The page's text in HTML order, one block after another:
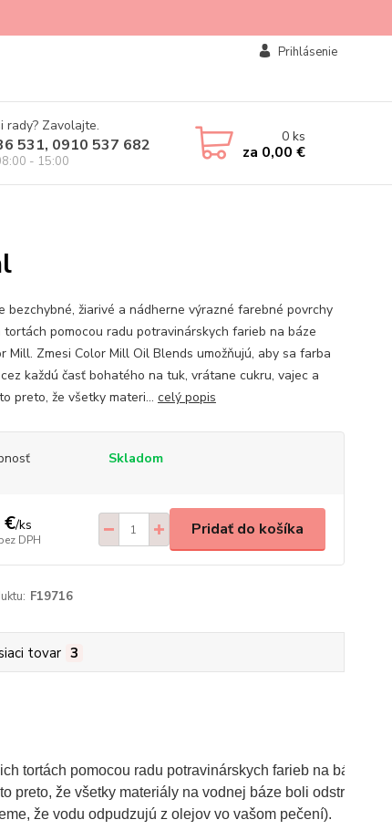
Prihlásenie
rady? Zavolajte.
531, 0910 537 682
- 15:00
0ks
za 0,00 €
bezchybné, žiarivé a nádherne výrazné farebné povrchy
tortách pomocou radu potravinárskych farieb na báze
Mill. Zmesi Color Mill Oil Blends umožňujú, aby sa farba
každú časť bohatého na tuk, vrátane cukru, vajec a
preto, že všetky materi... celý popis
Skladom
€/ks
DPH
Pridať do košíka
F19716
tovar 3
tortách pomocou radu potravinárskych farieb na báze
preto, že všetky materiály na vodnej báze boli
že vodu odpudzujú z olejov vo vašom pečení).